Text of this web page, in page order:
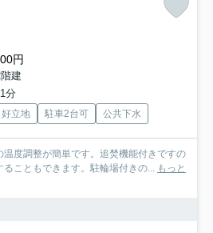
円
建
分
好立地 駐車2台可 公共下水
度調整が簡単です。追焚機能付きですの
こともできます。駐輪場付きの... もっと